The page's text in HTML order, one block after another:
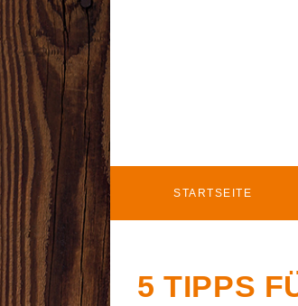
STARTSEITE
5 TIPPS